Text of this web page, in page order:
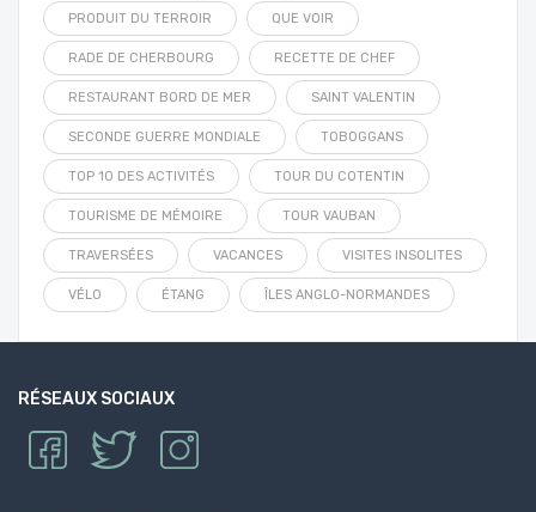
PRODUIT DU TERROIR QUE VOIR
RADE DE CHERBOURG RECETTE DE CHEF
RESTAURANT BORD DE MER SAINT VALENTIN
SECONDE GUERRE MONDIALE TOBOGGANS
TOP 10 DES ACTIVITÉS TOUR DU COTENTIN
TOURISME DE MÉMOIRE TOUR VAUBAN
TRAVERSÉES VACANCES VISITES INSOLITES
VÉLO ÉTANG ÎLES ANGLO-NORMANDES
RÉSEAUX SOCIAUX